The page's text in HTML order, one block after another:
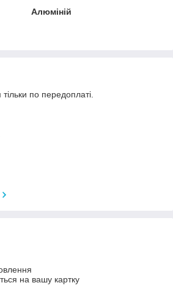
Алюміній
по передоплаті.
на вашу картку